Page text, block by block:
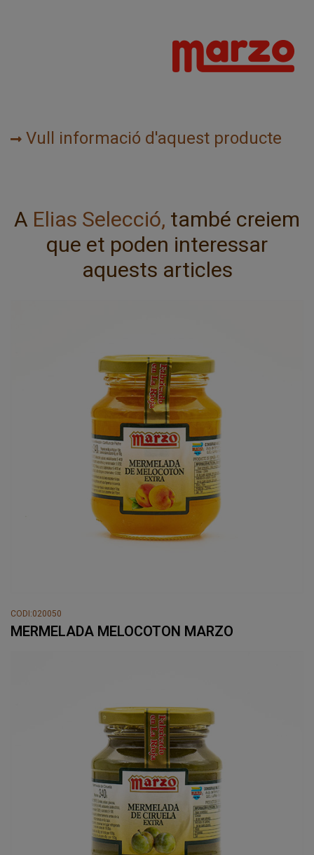
Vull informació d'aquest producte
A Elias Selecció, també creiem
que et poden interessar
aquests articles
CODI:020050
MERMELADA MELOCOTON MARZO